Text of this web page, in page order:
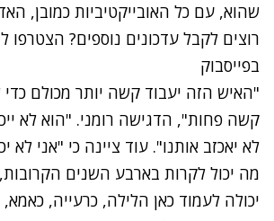
שהוא, עם כל האובייקטיביות כמובן,
בפייסבוק
"האיש הזה יעבוד קשה יותר מכולם כדי
קשה פחות", הדגישה רומני. "הוא לא
לא יאכזב אותנו". עוד ציינה כי "אני לא
מה יכול לקרות בארבע השנים
יכולה לעמוד כאן הלילה, כרעייה,